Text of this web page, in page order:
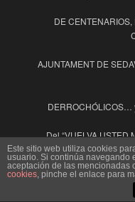
DE
AJUNTAMENT DE
DERROCHÓLICOS…
Del “VUELVA USTED
NO MÁS
Sedaví,Edificio
Este sitio web utiliza cookies
usuario. Si continúa navegando
aceptación de las mencionadas
cookies, pinche el enlace para